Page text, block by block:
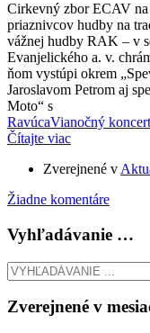
Cirkevný zbor ECAV na
priaznivcov hudby na
vážnej hudby RAK – v
Evanjelického a. v.
ňom vystúpi okrem
Jaroslavom Petrom aj
Moto“ s
RavúcaVianočný koncert
Čítajte viac
Zverejnené v
Žiadne komentáre
Vyhľadávanie …
Zverejnené v